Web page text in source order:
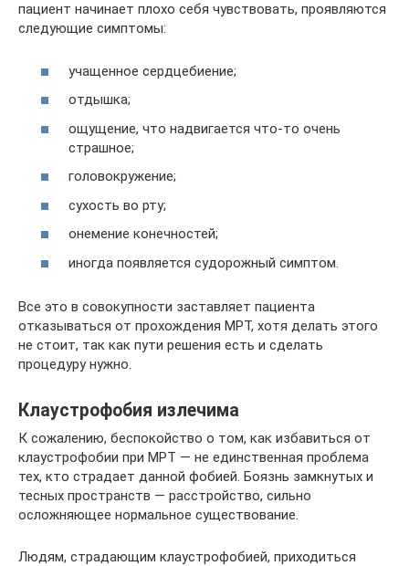
пациент начинает плохо себя чувствовать, проявляются
следующие симптомы:
учащенное сердцебиение;
отдышка;
ощущение, что надвигается что-то очень
страшное;
головокружение;
сухость во рту;
онемение конечностей;
иногда появляется судорожный симптом.
Все это в совокупности заставляет пациента
отказываться от прохождения МРТ, хотя делать этого
не стоит, так как пути решения есть и сделать
процедуру нужно.
Клаустрофобия излечима
К сожалению, беспокойство о том, как избавиться от
клаустрофобии при МРТ — не единственная проблема
тех, кто страдает данной фобией. Боязнь замкнутых и
тесных пространств — расстройство, сильно
осложняющее нормальное существование.
Людям, страдающим клаустрофобией, приходиться